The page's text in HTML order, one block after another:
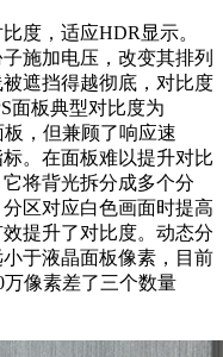
度，适应HDR显示。
施加电压，改变其排列
遮挡得越彻底，对比度
面板典型对比度为
，但兼顾了响应速
。在面板难以提升对比
将背光拆分成多个分
区对应白色画面时提高
提升了对比度。动态分
于液晶面板像素，目前
万像素差了三个数量